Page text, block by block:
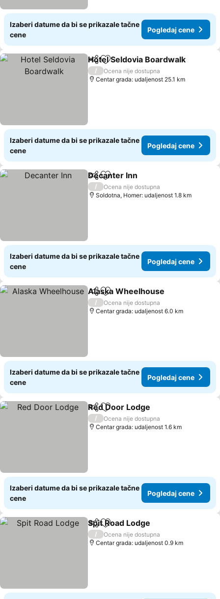
Izaberi datume da bi se prikazale tačne
cene
Pogledaj cene
Deli Dodati u favorite
Hotel Seldovia Boardwalk
/
Ocena nije dostupna
Centar grada: udaljenost 25.1 km
Izaberi datume da bi se prikazale tačne
cene
Pogledaj cene
Deli Dodati u favorite
Decanter Inn
/
Ocena nije dostupna
Soldotna, Homer: udaljenost 1.8 km
Izaberi datume da bi se prikazale tačne
cene
Pogledaj cene
Deli Dodati u favorite
Alaska Wheelhouse
/
Ocena nije dostupna
Centar grada: udaljenost 6.0 km
Izaberi datume da bi se prikazale tačne
cene
Pogledaj cene
Deli Dodati u favorite
Red Door Lodge
/
Ocena nije dostupna
Centar grada: udaljenost 1.6 km
Izaberi datume da bi se prikazale tačne
cene
Pogledaj cene
Deli Dodati u favorite
Spit Road Lodge
/
Ocena nije dostupna
Centar grada: udaljenost 0.9 km